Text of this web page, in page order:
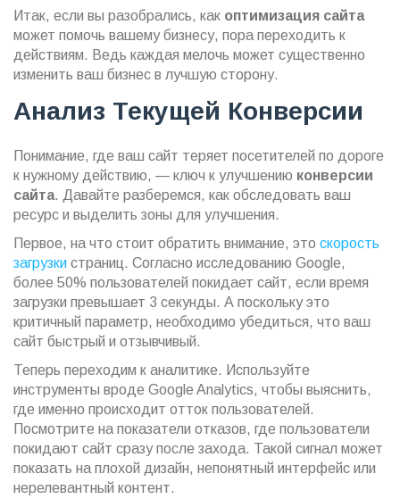
Итак, если вы разобрались, как оптимизация сайта
может помочь вашему бизнесу, пора переходить к
действиям. Ведь каждая мелочь может существенно
изменить ваш бизнес в лучшую сторону.
Анализ Текущей Конверсии
Понимание, где ваш сайт теряет посетителей по дороге
к нужному действию, — ключ к улучшению конверсии
сайта. Давайте разберемся, как обследовать ваш
ресурс и выделить зоны для улучшения.
Первое, на что стоит обратить внимание, это скорость
загрузки страниц. Согласно исследованию Google,
более 50% пользователей покидает сайт, если время
загрузки превышает 3 секунды. А поскольку это
критичный параметр, необходимо убедиться, что ваш
сайт быстрый и отзывчивый.
Теперь переходим к аналитике. Используйте
инструменты вроде Google Analytics, чтобы выяснить,
где именно происходит отток пользователей.
Посмотрите на показатели отказов, где пользователи
покидают сайт сразу после захода. Такой сигнал может
показать на плохой дизайн, непонятный интерфейс или
нерелевантный контент.